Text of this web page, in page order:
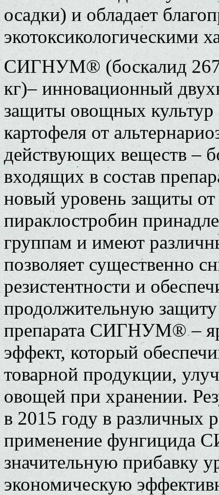
осадки) и обладает
экотоксикологическими
СИГНУМ® (боскалид 267
кг)– инновационный
защиты овощных культур
картофеля от
действующих веществ –
входящих в состав
новый уровень защиты
пираклостробин
группам и имеют
позволяет существенно
резистентности и
продолжительную
препарата СИГНУМ® –
эффект, который
товарной продукции,
овощей при хранении.
в 2015 году в различных
применение фунгицида
значительную прибавку
экономическую